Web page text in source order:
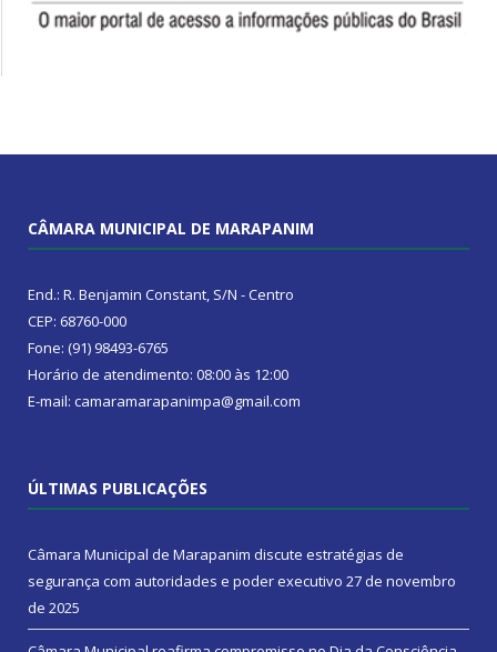
CÂMARA MUNICIPAL DE MARAPANIM
End.: R. Benjamin Constant, S/N - Centro
CEP: 68760-000
Fone: (91) 98493-6765
Horário de atendimento: 08:00 às 12:00
E-mail: camaramarapanimpa@gmail.com
ÚLTIMAS PUBLICAÇÕES
Câmara Municipal de Marapanim discute estratégias de
segurança com autoridades e poder executivo 27 de novembro
de 2025